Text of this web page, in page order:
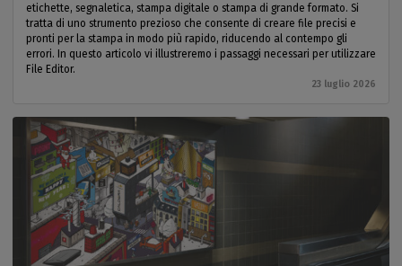
etichette, segnaletica, stampa digitale o stampa di grande formato. Si
tratta di uno strumento prezioso che consente di creare file precisi e
pronti per la stampa in modo più rapido, riducendo al contempo gli
errori. In questo articolo vi illustreremo i passaggi necessari per utilizzare
File Editor.
23 luglio 2026